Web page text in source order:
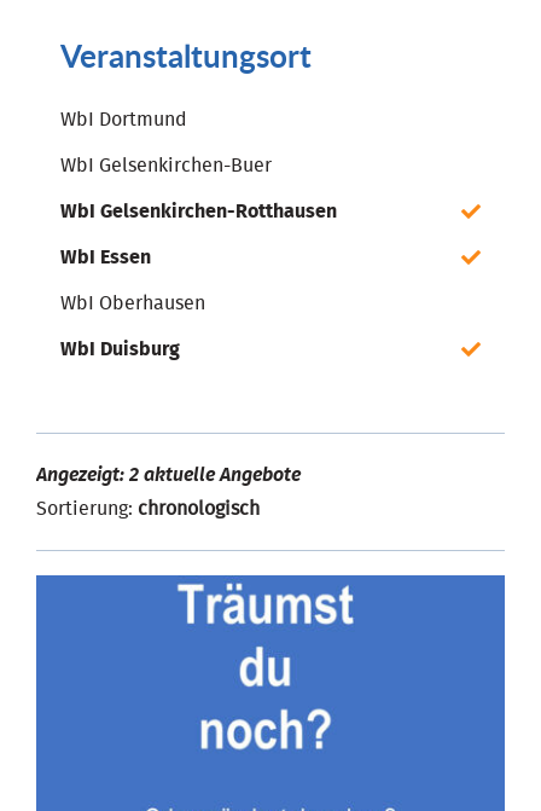
Veranstaltungsort
WbI Dortmund
WbI Gelsenkirchen-Buer
WbI Gelsenkirchen-Rotthausen
WbI Essen
WbI Oberhausen
WbI Duisburg
Angezeigt: 2 aktuelle Angebote
Sortierung: chronologisch